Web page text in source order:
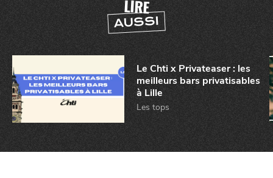
LIRE
AUSSI
Le Chti x Privateaser : les
meilleurs bars privatisables
à Lille
Les tops
CHTITE
CANAILLE